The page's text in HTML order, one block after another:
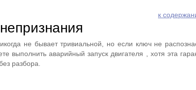
к
не бывает тривиальной, но если ключ не
выполнить аварийный запуск двигателя , хотя эта
разбора.